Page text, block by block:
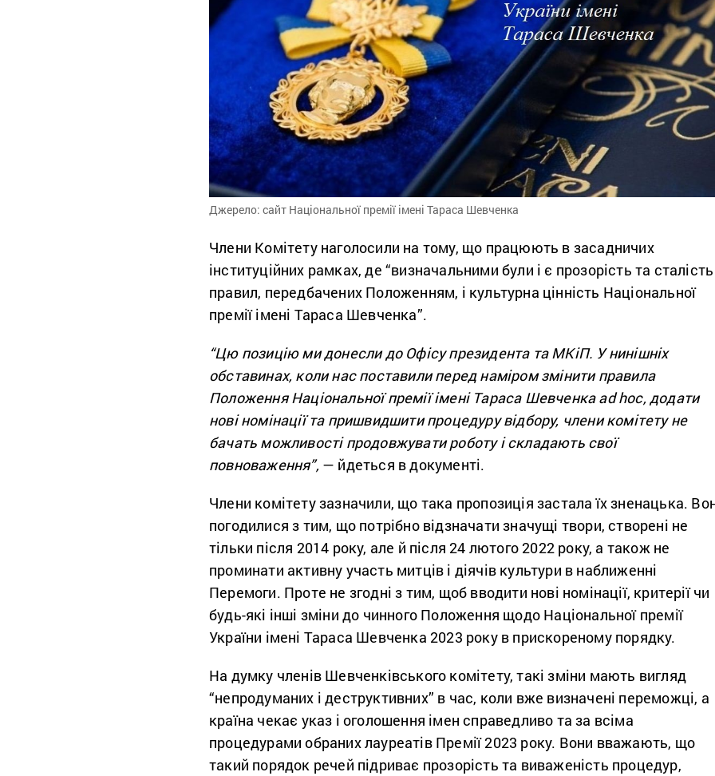
Джерело: сайт Національної премії імені Тараса Шевченка
Члени Комітету наголосили на тому, що працюють в засадничих
інституційних рамках, де “визначальними були і є прозорість та сталість
правил, передбачених Положенням, і культурна цінність Національної
премії імені Тараса Шевченка”.
“Цю позицію ми донесли до Офісу президента та МКіП. У нинішніх
обставинах, коли нас поставили перед наміром змінити правила
Положення Національної премії імені Тараса Шевченка ad hoc, додати
нові номінації та пришвидшити процедуру відбору, члени комітету не
бачать можливості продовжувати роботу і складають свої
повноваження”,— йдеться в документі.
Члени комітету зазначили, що така пропозиція застала їх зненацька.
погодилися з тим, що потрібно відзначати значущі твори, створені не
тільки після 2014 року, але й після 24 лютого 2022 року, а також не
проминати активну участь митців і діячів культури в наближенні
Перемоги. Проте не згодні з тим, щоб вводити нові номінації, критерії чи
будь-які інші зміни до чинного Положення щодо Національної премії
України імені Тараса Шевченка 2023 року в прискореному порядку.
На думку членів Шевченківського комітету, такі зміни мають вигляд
“непродуманих і деструктивних” в час, коли вже визначені переможці, а
країна чекає указ і оголошення імен справедливо та за всіма
процедурами обраних лауреатів Премії 2023 року. Вони вважають, що
такий порядок речей підриває прозорість та виваженість процедур,